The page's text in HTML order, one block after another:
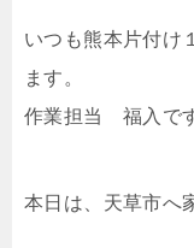
いつも熊本片付け
ます。
作業担当 福入で
本日は、天草市へ